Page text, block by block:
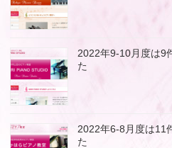
2022年9-10月度は9
た
2022年6-8月度は11
た